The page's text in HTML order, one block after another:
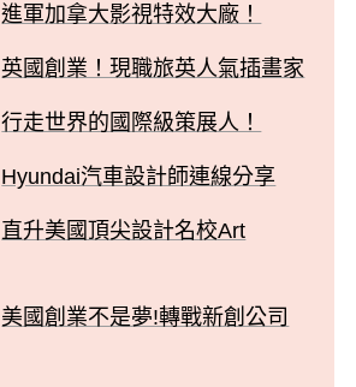
進軍加拿大影視特效大廠！
英國創業！現職旅英人氣插畫家
行走世界的國際級策展人！
Hyundai汽車設計師連線分享
直升美國頂尖設計名校Art
美國創業不是夢!轉戰新創公司